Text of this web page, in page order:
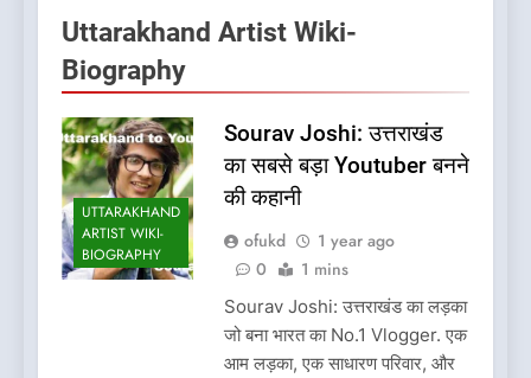
Uttarakhand Artist Wiki-
Biography
UTTARAKHAND
ARTIST WIKI-
BIOGRAPHY
Sourav Joshi: उत्तराखंड
का सबसे बड़ा Youtuber बनने
की कहानी
ofukd
1 year ago
0
1 mins
Sourav Joshi: उत्तराखंड का लड़का
जो बना भारत का No.1 Vlogger. एक
आम लड़का, एक साधारण परिवार, और